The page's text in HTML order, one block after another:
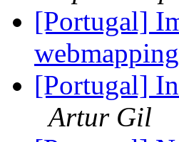
[Portugal]
webmapping
[Portugal]
Artur Gil